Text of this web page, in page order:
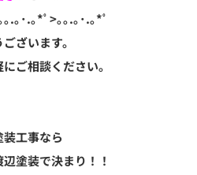
.｡･.｡*ﾟ>｡｡.｡･.｡*ﾟ
ざいます。
ご相談ください。
工事なら
塗装で決まり！！